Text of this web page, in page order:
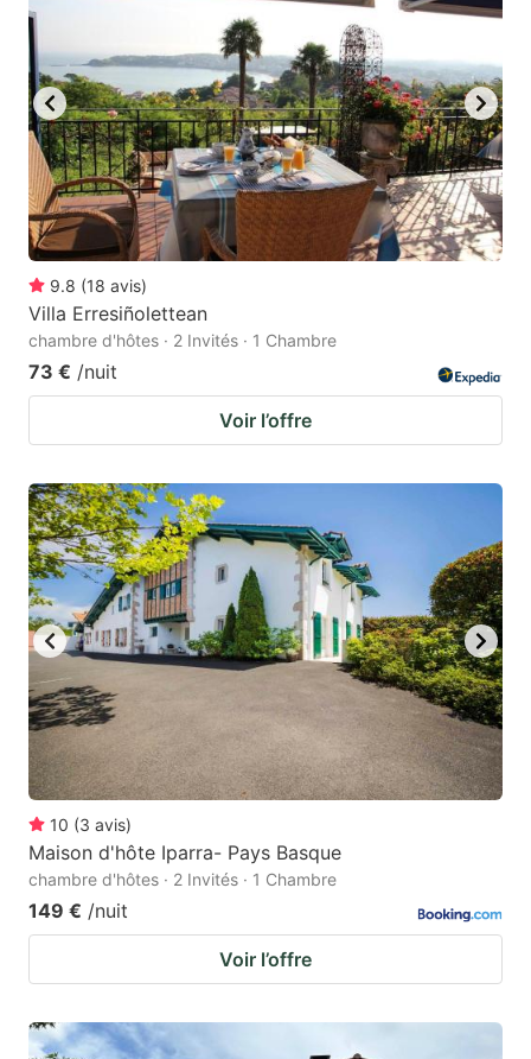
9.8 (18 avis)
Villa Erresiñolettean
chambre d'hôtes · 2 Invités · 1 Chambre
73 € /nuit
Voir l’offre
10 (3 avis)
Maison d'hôte Iparra- Pays Basque
chambre d'hôtes · 2 Invités · 1 Chambre
149 € /nuit
Voir l’offre